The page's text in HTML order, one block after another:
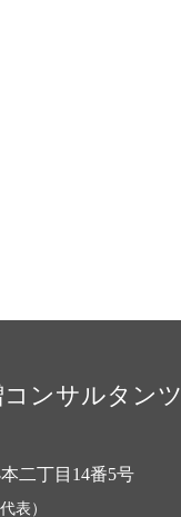
ンサルタンツ
二丁目14番5号
表）